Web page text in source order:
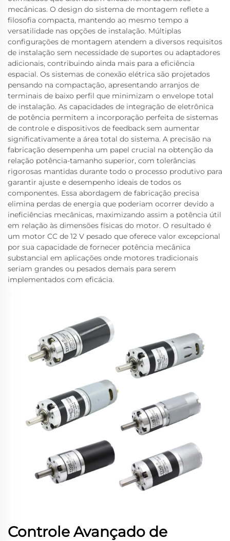
mecânicas. O design do sistema de montagem reflete a
filosofia compacta, mantendo ao mesmo tempo a
versatilidade nas opções de instalação. Múltiplas
configurações de montagem atendem a diversos requisitos
de instalação sem necessidade de suportes ou adaptadores
adicionais, contribuindo ainda mais para a eficiência
espacial. Os sistemas de conexão elétrica são projetados
pensando na compactação, apresentando arranjos de
terminais de baixo perfil que minimizam o envelope total
de instalação. As capacidades de integração de eletrônica
de potência permitem a incorporação perfeita de sistemas
de controle e dispositivos de feedback sem aumentar
significativamente a área total do sistema. A precisão na
fabricação desempenha um papel crucial na obtenção da
relação potência-tamanho superior, com tolerâncias
rigorosas mantidas durante todo o processo produtivo para
garantir ajuste e desempenho ideais de todos os
componentes. Essa abordagem de fabricação precisa
elimina perdas de energia que poderiam ocorrer devido a
ineficiências mecânicas, maximizando assim a potência útil
em relação às dimensões físicas do motor. O resultado é
um motor CC de 12 V pesado que oferece valor excepcional
por sua capacidade de fornecer potência mecânica
substancial em aplicações onde motores tradicionais
seriam grandes ou pesados demais para serem
implementados com eficácia.
Controle Avançado de